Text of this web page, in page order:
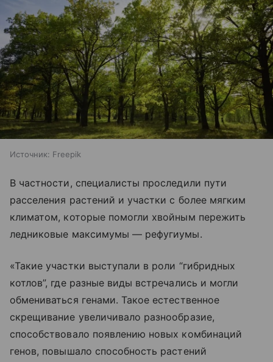
Источник: Freepik
В частности, специалисты проследили пути
расселения растений и участки с более мягким
климатом, которые помогли хвойным пережить
ледниковые максимумы — рефугиумы.
«Такие участки выступали в роли “гибридных
котлов”, где разные виды встречались и могли
обмениваться генами. Такое естественное
скрещивание увеличивало разнообразие,
способствовало появлению новых комбинаций
генов, повышало способность растений